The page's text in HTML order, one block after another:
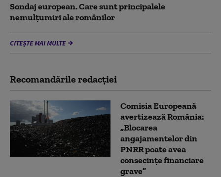
Sondaj european. Care sunt principalele
nemulțumiri ale românilor
CITEȘTE MAI MULTE
Recomandările redacţiei
Comisia Europeană
avertizează România:
„Blocarea
angajamentelor din
PNRR poate avea
consecințe financiare
grave”